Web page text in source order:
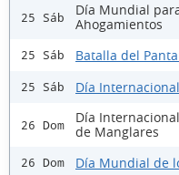
25 Sáb
Día Mundial
Ahogamientos
25 Sáb Batalla del
25 Sáb Día
26 Dom
Día
de Manglares
26 Dom Día Mundial de